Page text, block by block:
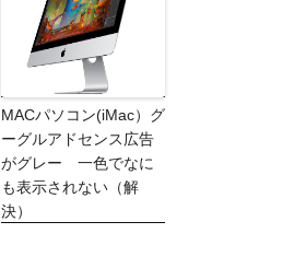
MACパソコン(iMac）グ
ーグルアドセンス広告
がグレー 一色でなに
も表示されない（解
決）